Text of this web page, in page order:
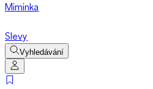
Miminka
Slevy
Vyhledávání